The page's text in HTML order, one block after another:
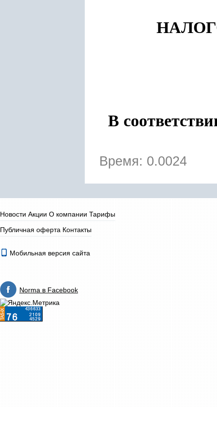
В
Время: 0.0024
Новости Акции О компании Тарифы
Публичная оферта Контакты
Мобильная версия сайта
Norma в Facebook